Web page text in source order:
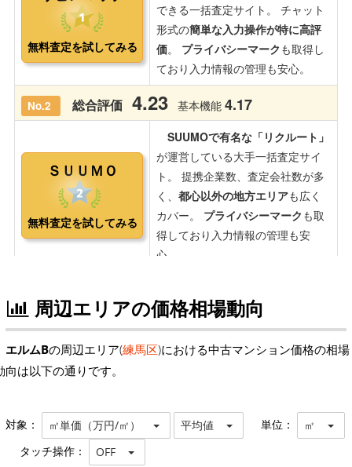
周辺エリアの価格相場動向
エルムBの周辺エリア(練馬区)における中古マンション価格の相場
向は以下の通りです。
対象： ㎡単価（万円/㎡） 平均値 単位： ㎡
タッチ操作： OFF